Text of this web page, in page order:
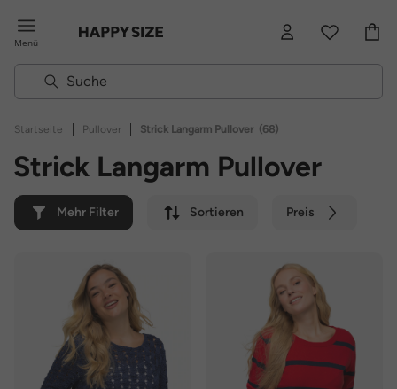
Menü
Startseite | Pullover | Strick Langarm Pullover (68)
Strick Langarm Pullover
Mehr Filter Sortieren Preis